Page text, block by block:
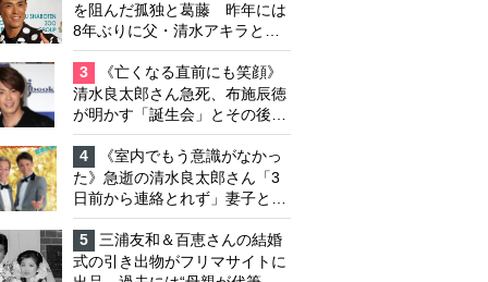
を阻んだ孤独と葛藤 昨年には
8年ぶりに父・清水アキラと共
演、本格的な活動再開に向かっ
ていたが…周囲が懸念していた
「不安定なところ」
3
《亡くなる直前にも笑顔》
清水良太郎さん急死、布施辰徳
が明かす「誕生会」とその後の
メッセージ
4
《室内でもう意識がなかっ
た》急逝の清水良太郎さん「3
日前から連絡とれず」妻子とは
別居で孤独を感じていた
5
三浦友和＆百恵さんの結婚
式の引き出物がフリマサイトに